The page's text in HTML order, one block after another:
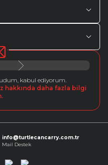
kabul ediyorum.
hakkında daha fazla bilgi
info@turtlecancarry.com.tr
Mail Destek